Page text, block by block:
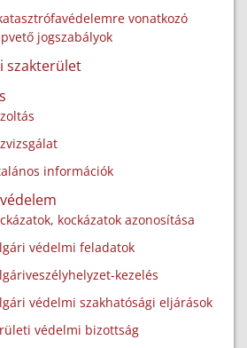
vonatkozó
jogszabályok
szakterület
információk
kockázatok azonosítása
védelmi feladatok
kezelés
védelmi szakhatósági eljárások
védelmi bizottság